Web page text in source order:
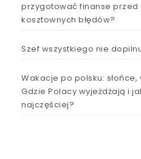
przygotować finanse przed
kosztownych błędów?
Szef wszystkiego nie
Wakacje po polsku:
Gdzie Polacy wyjeżdżają i
najczęściej?